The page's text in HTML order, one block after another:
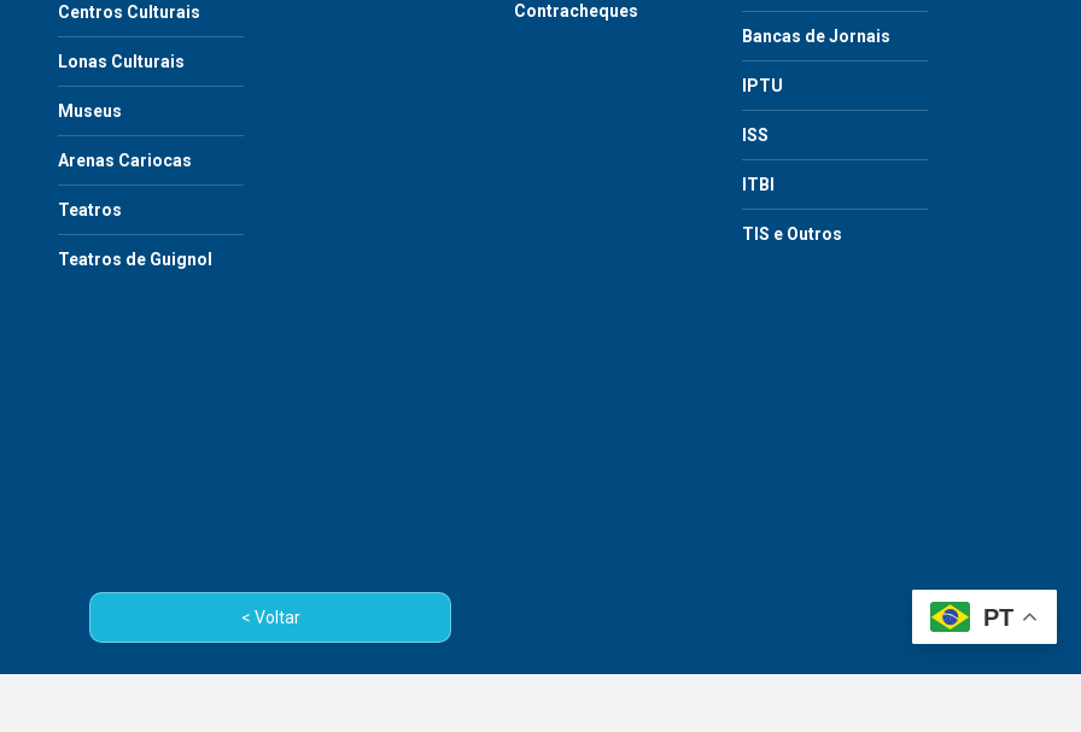
< Voltar
Centros Culturais
Lonas Culturais
Museus
Arenas Cariocas
Teatros
Teatros de Guignol
Contracheques
Bancas de Jornais
IPTU
ISS
ITBI
TIS e Outros
PT